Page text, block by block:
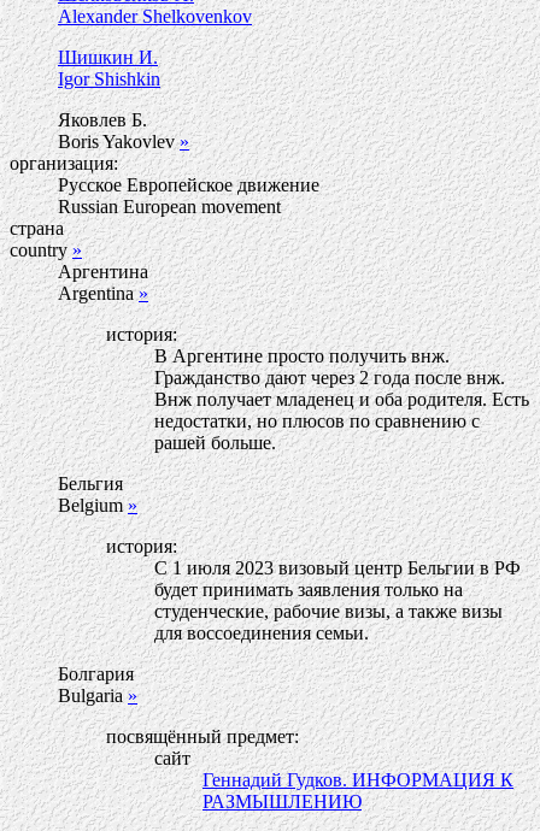
Alexander Shelkovenkov
Шишкин И.
Igor Shishkin
Яковлев Б.
Boris Yakovlev»
организация:
Русское Европейское движение
Russian European movement
страна
country»
Аргентина
Argentina»
история:
В Аргентине просто получить внж.
Гражданство дают через 2 года после внж.
Внж получает младенец и оба родителя. Есть
недостатки, но плюсов по сравнению с
рашей больше.
Бельгия
Belgium»
история:
С 1 июля 2023 визовый центр Бельгии в РФ
будет принимать заявления только на
студенческие, рабочие визы, а также визы
для воссоединения семьи.
Болгария
Bulgaria»
посвящённый предмет:
сайт
Геннадий Гудков. ИНФОРМАЦИЯ К
РАЗМЫШЛЕНИЮ